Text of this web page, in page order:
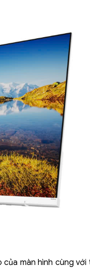
màn hình cùng với